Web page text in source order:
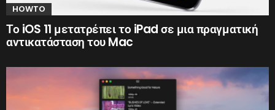
HOWTO
Το iOS 11 μετατρέπει το iPad σε μια πραγματική
αντικατάσταση του Mac